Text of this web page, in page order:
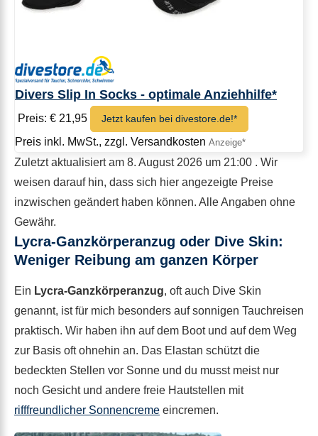
Divers Slip In Socks - optimale Anziehhilfe*
Preis: € 21,95 Jetzt kaufen bei divestore.de!*
Preis inkl. MwSt., zzgl. Versandkosten
Zuletzt aktualisiert am 8. August 2026 um 21:00 . Wir
weisen darauf hin, dass sich hier angezeigte Preise
inzwischen geändert haben können. Alle Angaben ohne
Gewähr.
Lycra-Ganzkörperanzug oder Dive Skin:
Weniger Reibung am ganzen Körper
Ein Lycra-Ganzkörperanzug, oft auch Dive Skin
genannt, ist für mich besonders auf sonnigen Tauchreisen
praktisch. Wir haben ihn auf dem Boot und auf dem Weg
zur Basis oft ohnehin an. Das Elastan schützt die
bedeckten Stellen vor Sonne und du musst meist nur
noch Gesicht und andere freie Hautstellen mit
rifffreundlicher Sonnencreme eincremen.